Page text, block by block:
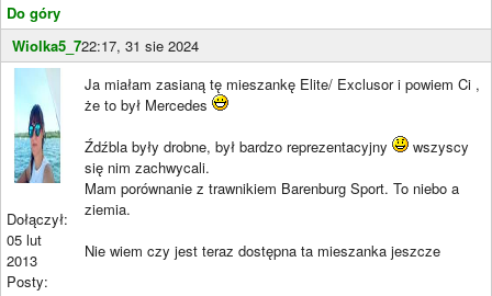
Do góry
Wiolka5_722:17, 31 sie 2024
Dołączył:
05 lut
2013
Posty:
Ja miałam zasianą tę mieszankę Elite/ Exclusor i powiem Ci ,
że to był Mercedes
Źdźbla były drobne, był bardzo reprezentacyjny
wszyscy
się nim zachwycali.
Mam porównanie z trawnikiem Barenburg Sport. To niebo a
ziemia.
Nie wiem czy jest teraz dostępna ta mieszanka jeszcze